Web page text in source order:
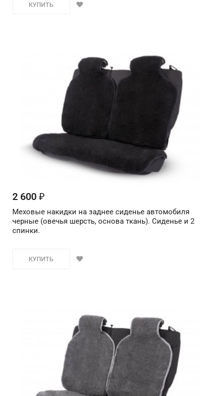
КУПИТЬ
2 600 ₽
Меховые накидки на заднее сиденье автомобиля
черные (овечья шерсть, основа ткань). Сиденье и 2
спинки.
КУПИТЬ